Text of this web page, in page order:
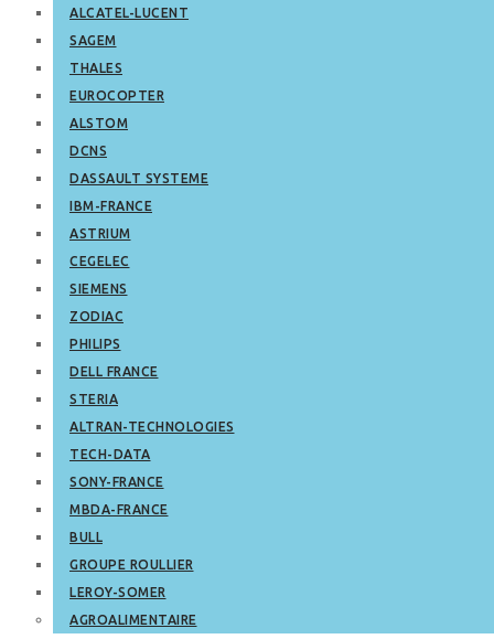
ALCATEL-LUCENT
SAGEM
THALES
EUROCOPTER
ALSTOM
DCNS
DASSAULT SYSTEME
IBM-FRANCE
ASTRIUM
CEGELEC
SIEMENS
ZODIAC
PHILIPS
DELL FRANCE
STERIA
ALTRAN-TECHNOLOGIES
TECH-DATA
SONY-FRANCE
MBDA-FRANCE
BULL
GROUPE ROULLIER
LEROY-SOMER
AGROALIMENTAIRE